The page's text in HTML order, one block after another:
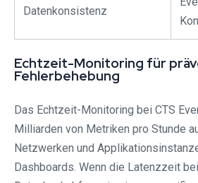
Datenkonsistenz
Echtzeit-Monitoring für
Fehlerbehebung
Das Echtzeit-Monitoring bei CTS
Milliarden von Metriken pro Stunde
Netzwerken und
Dashboards. Wenn die Latenzzeit